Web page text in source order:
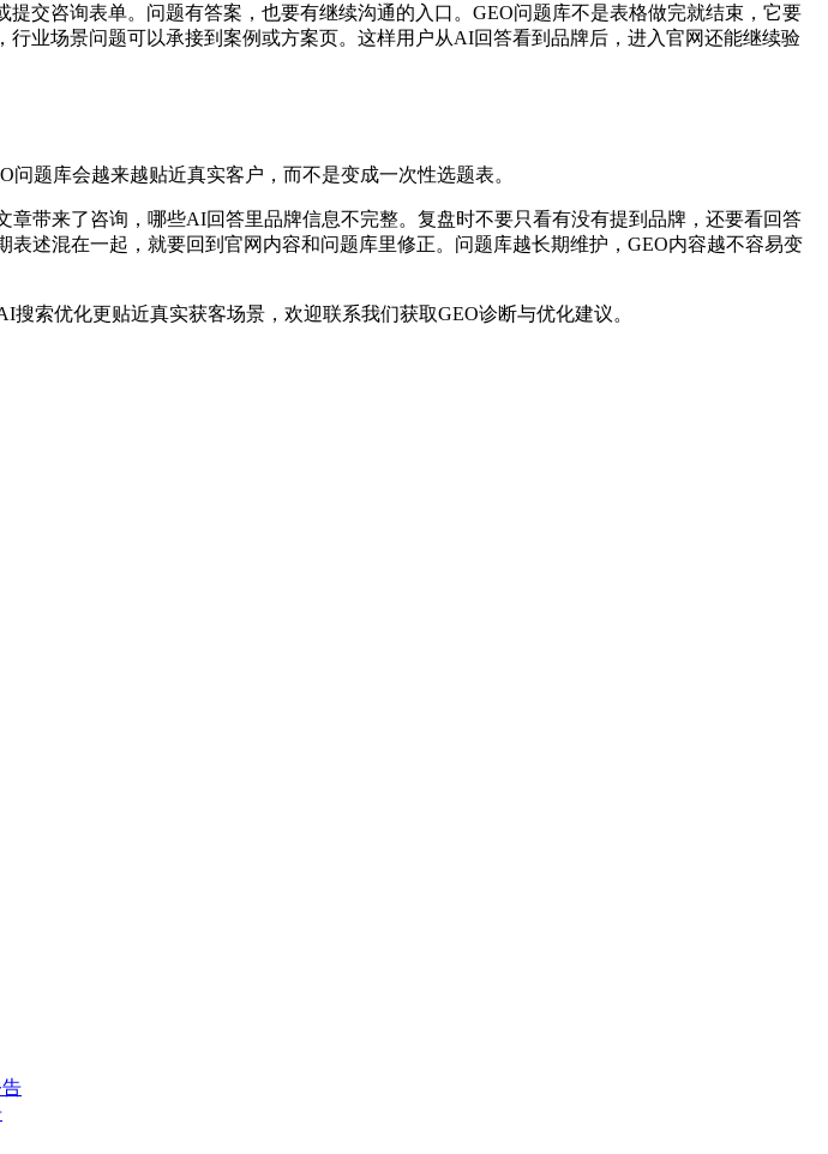
交咨询表单。问题有答案，也要有继续沟通的入口。GEO问题库不是表格做完就结束，它要
业场景问题可以承接到案例或方案页。这样用户从AI回答看到品牌后，进入官网还能继续验
题库会越来越贴近真实客户，而不是变成一次性选题表。
带来了咨询，哪些AI回答里品牌信息不完整。复盘时不要只看有没有提到品牌，还要看回答
述混在一起，就要回到官网内容和问题库里修正。问题库越长期维护，GEO内容越不容易变
索优化更贴近真实获客场景，欢迎联系我们获取GEO诊断与优化建议。